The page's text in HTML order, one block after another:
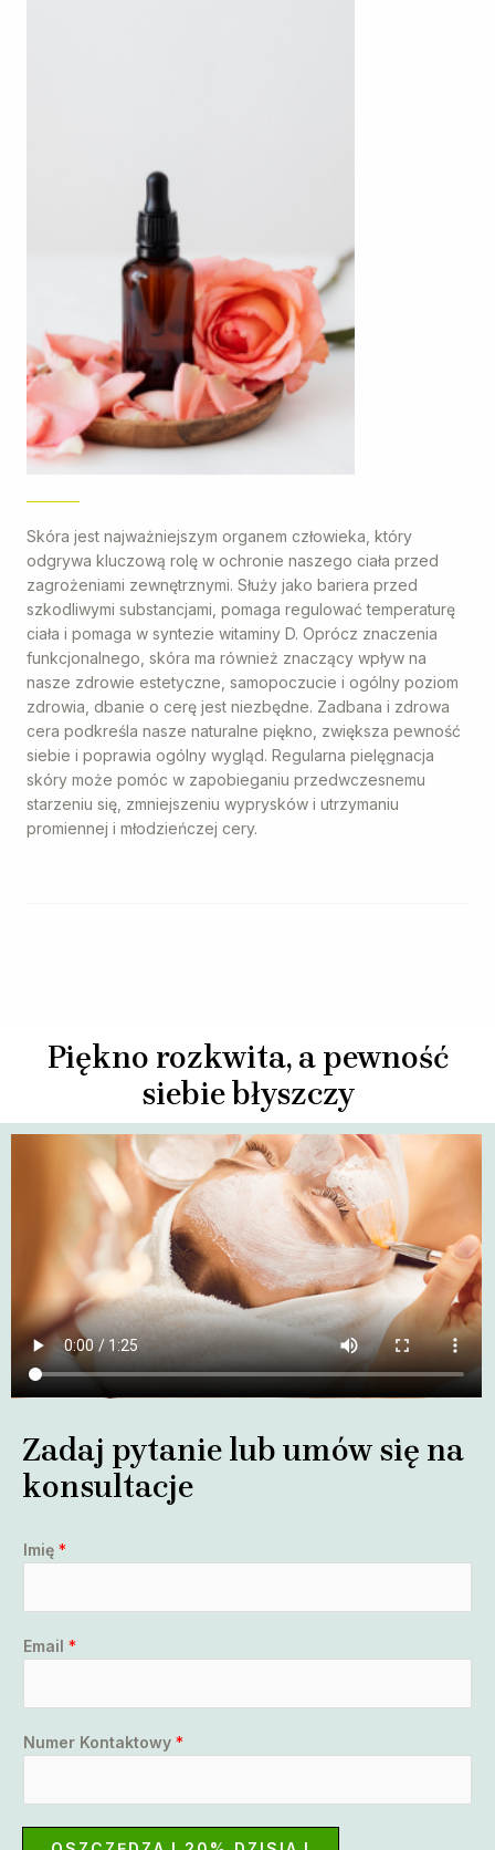
Skóra jest najważniejszym organem człowieka, który
odgrywa kluczową rolę w ochronie naszego ciała przed
zagrożeniami zewnętrznymi. Służy jako bariera przed
szkodliwymi substancjami, pomaga regulować temperaturę
ciała i pomaga w syntezie witaminy D. Oprócz znaczenia
funkcjonalnego, skóra ma również znaczący wpływ na
nasze zdrowie estetyczne, samopoczucie i ogólny poziom
zdrowia, dbanie o cerę jest niezbędne. Zadbana i zdrowa
cera podkreśla nasze naturalne piękno, zwiększa pewność
siebie i poprawia ogólny wygląd. Regularna pielęgnacja
skóry może pomóc w zapobieganiu przedwczesnemu
starzeniu się, zmniejszeniu wyprysków i utrzymaniu
promiennej i młodzieńczej cery.
Piękno rozkwita, a pewność
siebie błyszczy
Zadaj pytanie lub umów się na
konsultacje​
Imię *
Email *
Numer Kontaktowy *